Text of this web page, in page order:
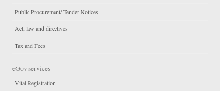
Public Procurement/ Tender Notices
Act, law and directives
Tax and Fees
eGov services
Vital Registration